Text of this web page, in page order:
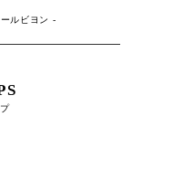
ルビヨン -